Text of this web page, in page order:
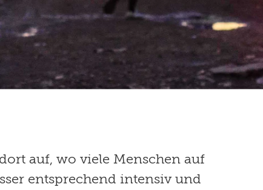
auf, wo viele Menschen auf
entsprechend intensiv und